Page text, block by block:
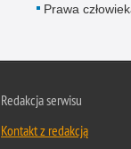
Prawa
Redakcja serwisu
Kontakt z redakcją